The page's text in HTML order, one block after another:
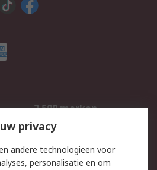
2.500 merken
Inkoopoplossingen
privacy
andere technologieën voor
personalisatie en om